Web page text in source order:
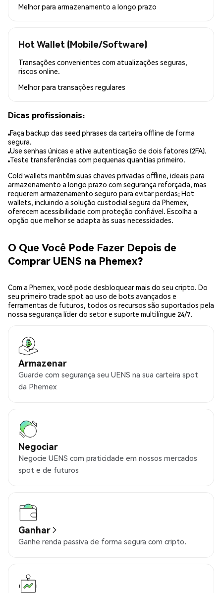
Melhor para armazenamento a longo prazo
Hot Wallet (Mobile/Software)
Transações convenientes com atualizações seguras,
riscos online.
Melhor para transações regulares
Dicas profissionais:
Faça backup das seed phrases da carteira offline de forma
segura.
Use senhas únicas e ative autenticação de dois fatores (2FA).
Teste transferências com pequenas quantias primeiro.
Cold wallets mantêm suas chaves privadas offline, ideais para
armazenamento a longo prazo com segurança reforçada, mas
requerem armazenamento seguro para evitar perdas; Hot
wallets, incluindo a solução custodial segura da Phemex,
oferecem acessibilidade com proteção confiável. Escolha a
opção que melhor se adapta às suas necessidades.
O Que Você Pode Fazer Depois de
Comprar UENS na Phemex?
Com a Phemex, você pode desbloquear mais do seu cripto. Do
seu primeiro trade spot ao uso de bots avançados e
ferramentas de futuros, todos os recursos são suportados pela
nossa segurança líder do setor e suporte multilíngue 24/7.
Armazenar
Guarde com segurança seu UENS na sua carteira spot
da Phemex
Negociar
Negocie UENS com praticidade em nossos mercados
spot e de futuros
Ganhar
Ganhe renda passiva de forma segura com cripto.